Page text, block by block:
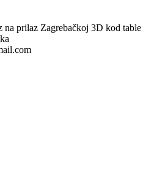
na prilaz Zagrebačkoj 3D kod table